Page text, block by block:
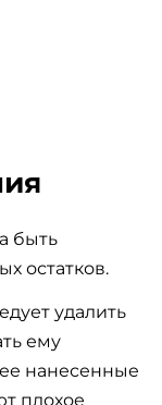
быть
остатков.
удалить
ему
нанесенные
плохое